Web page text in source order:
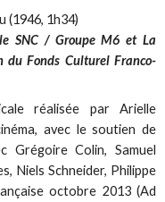
(1946, 1h34)
SNC / Groupe M6 et La
du Fonds Culturel Franco-
réalisée par Arielle
avec le soutien de
Grégoire Colin, Samuel
Niels Schneider, Philippe
octobre 2013 (Ad